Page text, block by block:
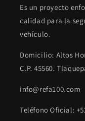
Es un proyecto
calidad para la
vehículo.
Domicilio: Altos
C.P. 45560.
info@refa100.com
Teléfono Oficial: